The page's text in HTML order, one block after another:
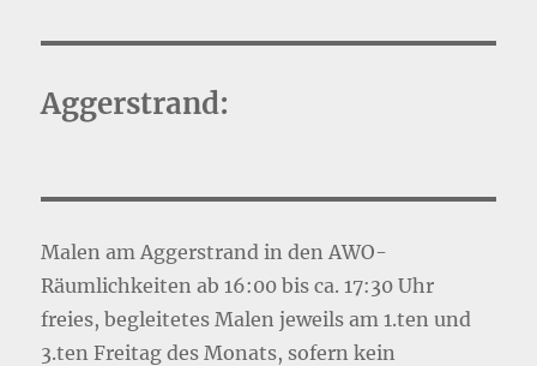
Aggerstrand:
Malen am Aggerstrand in den AWO-
Räumlichkeiten ab 16:00 bis ca. 17:30 Uhr
freies, begleitetes Malen jeweils am 1.ten und
3.ten Freitag des Monats, sofern kein